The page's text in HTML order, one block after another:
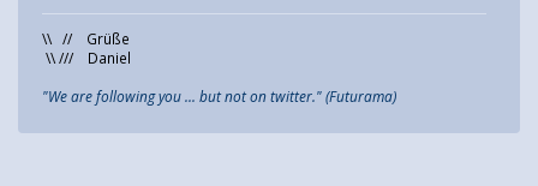
\\ // Grüße
\\ /// Daniel
"We are following you ... but not on twitter." (Futurama)